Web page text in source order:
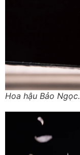
Hoa hậu Bảo Ngọc.